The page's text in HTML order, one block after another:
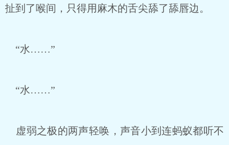
扯到了喉间，只得用麻木的舌尖舔了舔唇边。
“水……”
“水……”
虚弱之极的两声轻唤，声音小到连蚂蚁都听不